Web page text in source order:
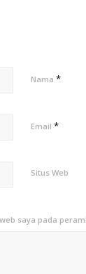
Nama *
Email *
Situs Web
saya pada